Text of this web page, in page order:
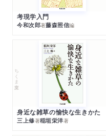
考現学入門
今和次郎著藤森照信編
ちくま文庫
身近な雑草の愉快な生きかた
三上修著稲垣栄洋著